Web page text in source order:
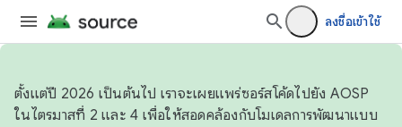
ลงชื่อเข้าใช้
ตั้งแต่ปี 2026 เป็นต้นไป เราจะเผยแพร่ซอร์สโค้ดไปยัง AOSP
ในไตรมาสที่ 2 และ 4 เพื่อให้สอดคล้องกับโมเดลการพัฒนาแบบ